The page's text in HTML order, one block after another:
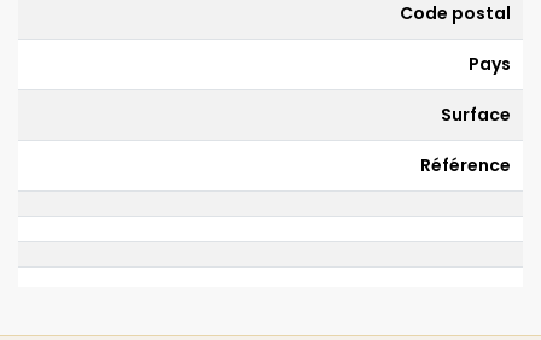
Code postal
Pays
Surface
Référence